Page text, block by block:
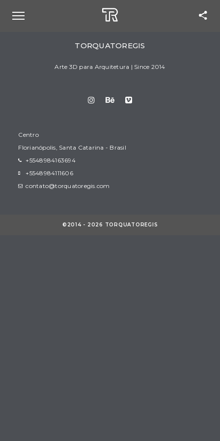
TORQUATOREGIS
Arte 3D para Arquitetura | Since 2014
Centro
Florianópolis, Santa Catarina - Brasil
+5548984163694
+5548984111606
contato@torquatoregis.com
©2014 - 2026 TORQUATOREGIS